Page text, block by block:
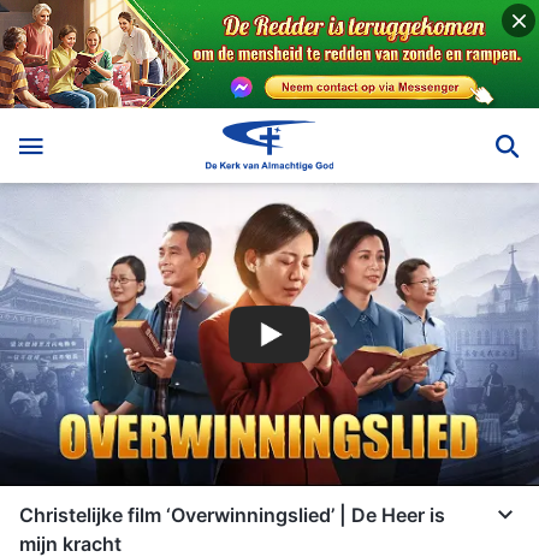
Christelijke film ‘Overwinningslied’ | De Heer is
mijn kracht